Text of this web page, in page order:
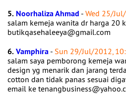
5. Noorhaliza Ahmad - Wed 25/
salam kemeja wanita dr harga 20
butikqasehaleeya@gmail.com
6.Vamphira - Sun 29/Jul/2012,
salam saya pemborong kemeja
design yg menarik dan jarang
cotton dan tidak panas sesuai
email ke